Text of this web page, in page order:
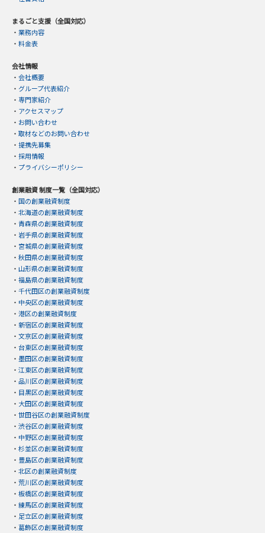
まるごと支援（全国対応）
・ 業務内容
・ 料金表
会社情報
・ 会社概要
・ グループ代表紹介
・ 専門家紹介
・ アクセスマップ
・ お問い合わせ
・ 取材などのお問い合わせ
・ 提携先募集
・ 採用情報
・ プライバシーポリシー
創業融資 制度一覧（全国対応）
・ 国の創業融資制度
・ 北海道の創業融資制度
・ 青森県の創業融資制度
・ 岩手県の創業融資制度
・ 宮城県の創業融資制度
・ 秋田県の創業融資制度
・ 山形県の創業融資制度
・ 福島県の創業融資制度
・ 千代田区の創業融資制度
・ 中央区の創業融資制度
・ 港区の創業融資制度
・ 新宿区の創業融資制度
・ 文京区の創業融資制度
・ 台東区の創業融資制度
・ 墨田区の創業融資制度
・ 江東区の創業融資制度
・ 品川区の創業融資制度
・ 目黒区の創業融資制度
・ 大田区の創業融資制度
・ 世田谷区の創業融資制度
・ 渋谷区の創業融資制度
・ 中野区の創業融資制度
・ 杉並区の創業融資制度
・ 豊島区の創業融資制度
・ 北区の創業融資制度
・ 荒川区の創業融資制度
・ 板橋区の創業融資制度
・ 練馬区の創業融資制度
・ 足立区の創業融資制度
・ 葛飾区の創業融資制度